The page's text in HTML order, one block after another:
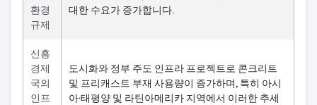
환경
규제
대한 수요가 증가합니다.
신흥
경제
국의
인프
도시화와 정부 주도 인프라 프로젝트로 콘크리트
및 프리캐스트 부재 사용량이 증가하며, 특히 아시
아·태평양 및 라틴아메리카 지역에서 이러한 추세